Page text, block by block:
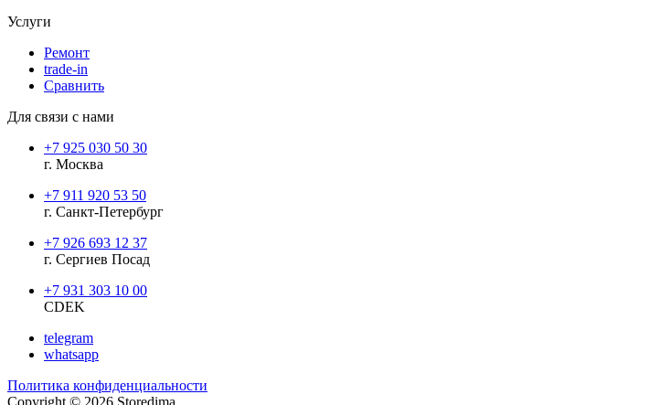
Услуги
Ремонт
trade-in
Сравнить
Для связи с нами
+7 925 030 50 30
г. Москва
+7 911 920 53 50
г. Санкт-Петербург
+7 926 693 12 37
г. Сергиев Посад
+7 931 303 10 00
CDEK
telegram
whatsapp
Политика конфиденциальности